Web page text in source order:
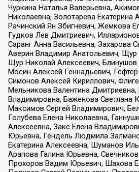
Чуркина Наталья Валерьевна,
Николаевна, Золотарева Екатерина
Рачинский Ян Збигневич, Жемкова
Гудков Лев Дмитриевич,
Саранг Анна Васильевна, Захарова
Аверин Владимир Анатольевич, Щур
Щур Николай Алексеевич,
Мосин Алексей Геннадьевич,
Симонов Алексей Кириллович,
Мельникова Валентина Дмитриевна,
Владимировна, Баженова Светлана
Максимов Сергей Владимирович,
Голубева Елена Николаевна,
Алексеевна, Закс Елена
Юрьевна, Гендель Людмила
Екатерина Алексеевна, Шуманов
Арапова Галина Юрьевна,
Прохоров Вадим Юрьевич, Шахова